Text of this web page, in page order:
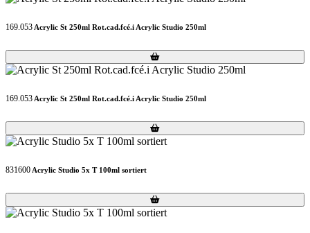
169.053 Acrylic St 250ml Rot.cad.fcé.i Acrylic Studio 250ml
Loading...
Loading...
169.053 Acrylic St 250ml Rot.cad.fcé.i Acrylic Studio 250ml
Loading...
Loading...
831600 Acrylic Studio 5x T 100ml sortiert
Loading...
Loading...